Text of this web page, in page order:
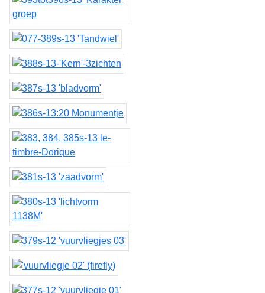
Karakter
Tandwiel
Kern
bladvorm
Monumentje
le-timbre-Dorique
zaadvorm
lichtvorm 1138M
vuurvliegjes 03
vuurvliegje 02